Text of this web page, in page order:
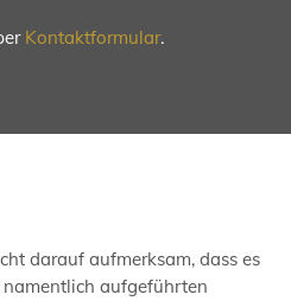
Kontaktformular.
darauf aufmerksam, dass es
aufgeführten